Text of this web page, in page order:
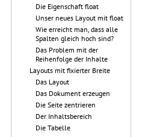
Die Eigenschaft float
Unser neues Layout mit float
Wie erreicht man, dass alle
Spalten gleich hoch sind?
Das Problem mit der
Reihenfolge der Inhalte
Layouts mit fixierter Breite
Das Layout
Das Dokument erzeugen
Die Seite zentrieren
Der Inhaltsbereich
Die Tabelle